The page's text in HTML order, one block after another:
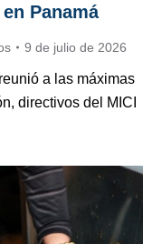
Panamá
9 de julio de 2026
a las máximas
directivos del MICI